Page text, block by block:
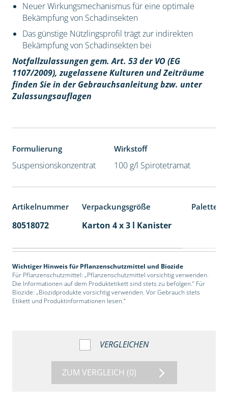
Neuer Wirkungsmechanismus für eine optimale
Bekämpfung von Schadinsekten
Das günstige Nützlingsprofil trägt zur indirekten
Bekämpfung von Schadinsekten bei
Notfallzulassungen gem. Art. 53 der VO (EG
1107/2009), zugelassene Kulturen und Zeiträume
finden Sie in der Gebrauchsanleitung bzw. unter
Zulassungsauflagen
Formulierung
Suspensionskonzentrat
Wirkstoff
100 g/l Spirotetramat
Artikelnummer Verpackungsgröße
80518072 Karton 4 x 3 l Kanister
Wichtiger Hinweis für Pflanzenschutzmittel und Biozide
Für Pflanzenschutzmittel: „Pflanzenschutzmittel vorsichtig verwenden.
Die Informationen auf dem Produktetikett sind stets zu befolgen.“ Für
Biozide: „Biozidprodukte vorsichtig verwenden. Vor Gebrauch stets
Etikett und Produktinformationen lesen.“
VERGLEICHEN
ZUM VERGLEICH (0)